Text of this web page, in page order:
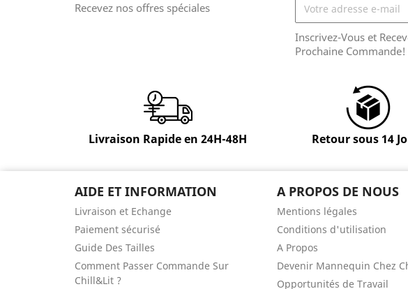
Recevez nos offres spéciales
Inscrivez-Vous et
Prochaine Commande!
Livraison Rapide en 24H-48H Retour sous 14
AIDE ET INFORMATION
Livraison et Echange
Paiement sécurisé
Guide Des Tailles
Comment Passer Commande Sur
Chill&Lit ?
A PROPOS DE NOUS
Mentions légales
Conditions d'utilisation
A Propos
Devenir Mannequin Chez
Opportunités de Travail